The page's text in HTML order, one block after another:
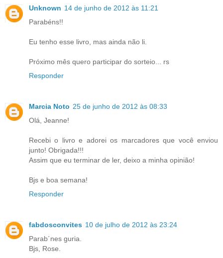
Unknown 14 de junho de 2012 às 11:21
Parabéns!!
Eu tenho esse livro, mas ainda não li.
Próximo mês quero participar do sorteio... rs
Responder
Marcia Noto 25 de junho de 2012 às 08:33
Olá, Jeanne!
Recebi o livro e adorei os marcadores que você enviou
junto! Obrigada!!!
Assim que eu terminar de ler, deixo a minha opinião!
Bjs e boa semana!
Responder
fabdosconvites 10 de julho de 2012 às 23:24
Parab´nes guria.
Bjs, Rose.